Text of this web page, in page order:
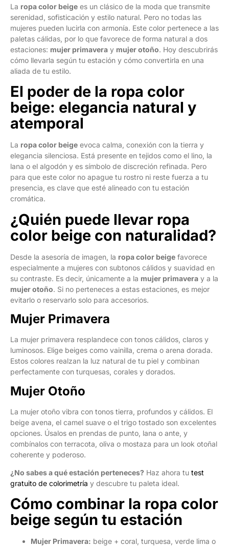
La ropa color beige es un clásico de la moda que transmite
serenidad, sofisticación y estilo natural. Pero no todas las
mujeres pueden lucirla con armonía. Este color pertenece a las
paletas cálidas, por lo que favorece de forma natural a dos
estaciones: mujer primavera y mujer otoño. Hoy descubrirás
cómo llevarla según tu estación y cómo convertirla en una
aliada de tu estilo.
El poder de la ropa color
beige: elegancia natural y
atemporal
La ropa color beige evoca calma, conexión con la tierra y
elegancia silenciosa. Está presente en tejidos como el lino, la
lana o el algodón y es símbolo de discreción refinada. Pero
para que este color no apague tu rostro ni reste fuerza a tu
presencia, es clave que esté alineado con tu estación
cromática.
¿Quién puede llevar ropa
color beige con naturalidad?
Desde la asesoría de imagen, la ropa color beige favorece
especialmente a mujeres con subtonos cálidos y suavidad en
su contraste. Es decir, únicamente a la mujer primavera y a la
mujer otoño. Si no perteneces a estas estaciones, es mejor
evitarlo o reservarlo solo para accesorios.
Mujer Primavera
La mujer primavera resplandece con tonos cálidos, claros y
luminosos. Elige beiges como vainilla, crema o arena dorada.
Estos colores realzan la luz natural de tu piel y combinan
perfectamente con turquesas, corales y dorados.
Mujer Otoño
La mujer otoño vibra con tonos tierra, profundos y cálidos. El
beige avena, el camel suave o el trigo tostado son excelentes
opciones. Úsalos en prendas de punto, lana o ante, y
combínalos con terracota, oliva o mostaza para un look otoñal
coherente y poderoso.
¿No sabes a qué estación perteneces? Haz ahora tu test
gratuito de colorimetría y descubre tu paleta ideal.
Cómo combinar la ropa color
beige según tu estación
Mujer Primavera: beige + coral, turquesa, verde lima o